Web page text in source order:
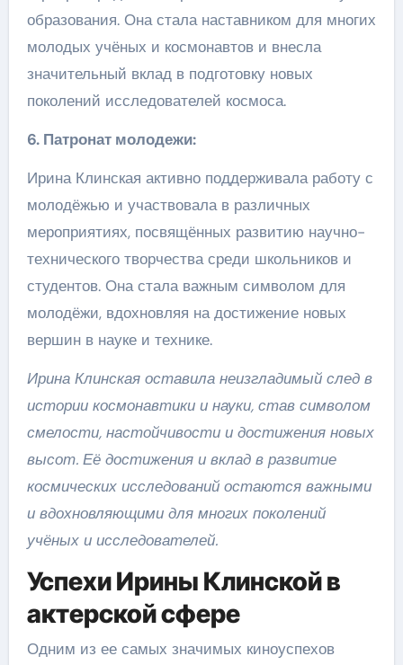
образования. Она стала наставником для многих
молодых учёных и космонавтов и внесла
значительный вклад в подготовку новых
поколений исследователей космоса.
6. Патронат молодежи:
Ирина Клинская активно поддерживала работу с
молодёжью и участвовала в различных
мероприятиях, посвящённых развитию научно-
технического творчества среди школьников и
студентов. Она стала важным символом для
молодёжи, вдохновляя на достижение новых
вершин в науке и технике.
Ирина Клинская оставила неизгладимый след в
истории космонавтики и науки, став символом
смелости, настойчивости и достижения новых
высот. Её достижения и вклад в развитие
космических исследований остаются важными
и вдохновляющими для многих поколений
учёных и исследователей.
Успехи Ирины Клинской в
актерской сфере
Одним из ее самых значимых киноуспехов